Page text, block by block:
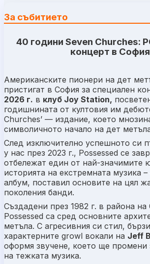
За събитието
40 години Seven Churches:
концерт в София
Американските пионери на дет
пристигат в София за специален
2026 г. в клуб Joy Station,
годишнината от култовия им
Churches’ — издание, което
символичното начало на дет
След изключително успешното си
у нас през 2023 г., Possessed се
отбележат един от най-значимите
историята на екстремната музика
албум, поставил основите на цял
поколения банди.
Създадени през 1982 г. в района
Possessed са сред основните
метъла. С агресивния си стил,
характерните growl вокали на Jeff
оформя звучене, което ще промени
на тежката музика.